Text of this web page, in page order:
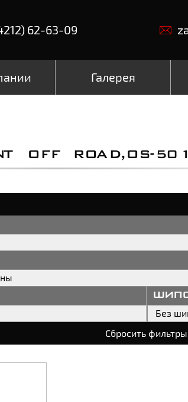
62-63-09
Галерея
OFF ROAD,OS-501
Без
Сбросить фильтры